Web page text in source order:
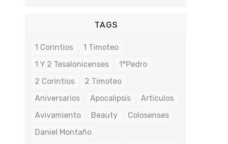
TAGS
1 Corintios
1 Timoteo
1 Y 2 Tesalonicenses
1°Pedro
2 Corintios
2 Timoteo
Aniversarios
Apocalipsis
Artículos
Avivamiento
Beauty
Colosenses
Daniel Montaño